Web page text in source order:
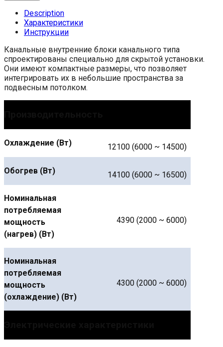
Description
Характеристики
Инструкции
Канальные внутренние блоки канального типа
спроектированы специально для скрытой установки.
Они имеют компактные размеры, что позволяет
интегрировать их в небольшие пространства за
подвесным потолком.
Охлаждение (Вт) 12100 (6000 ~ 14500)
Обогрев (Вт) 14100 (6000 ~ 16500)
Номинальная
потребляемая
мощность
(нагрев) (Вт)
4390 (2000 ~ 6000)
Номинальная
потребляемая
мощность
(охлаждение) (Вт)
4300 (2000 ~ 6000)